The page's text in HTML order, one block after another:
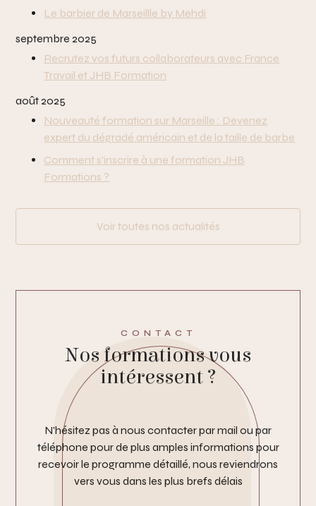
Le barbier de Marseillle by Mehdi
septembre 2025
Recrutez vos futurs collaborateurs avec France
Travail et JHB Formation
août 2025
Nouveauté formation sur Marseille : Devenez
expert du dégradé américain et de la taille de barbe
Comment s’inscrire à une formation JHB
Formations ?
Voir toutes nos actualités
CONTACT
Nos formations vous
intéressent ?
N'hésitez pas à nous contacter par mail ou par
téléphone pour de plus amples informations pour
recevoir le programme détaillé, nous reviendrons
vers vous dans les plus brefs délais